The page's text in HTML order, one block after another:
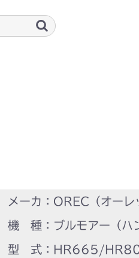
メーカ：OREC（オーレ
機 種：ブルモアー（ハ
型 式：HR665/